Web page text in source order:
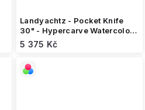
Landyachtz - Pocket Knife
30" - Hypercarve Watercolor -
surfskate
5 375 Kč